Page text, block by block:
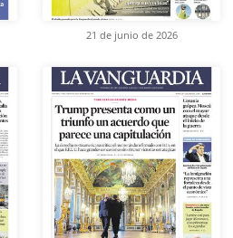
21 de junio de 2026